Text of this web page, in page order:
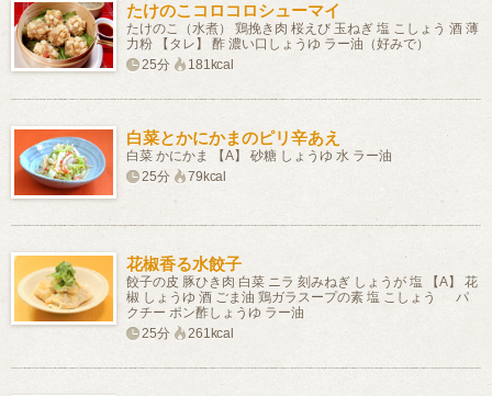
たけのこコロコロシューマイ
たけのこ（水煮） 鶏挽き肉 桜えび 玉ねぎ 塩 こしょう 酒 薄
力粉 【タレ】 酢 濃い口しょうゆ ラー油（好みで）
25分
181kcal
白菜とかにかまのピリ辛あえ
白菜 かにかま 【A】 砂糖 しょうゆ 水 ラー油
25分
79kcal
花椒香る水餃子
餃子の皮 豚ひき肉 白菜 ニラ 刻みねぎ しょうが 塩 【A】 花
椒 しょうゆ 酒 ごま油 鶏ガラスープの素 塩 こしょう パ
クチー ポン酢しょうゆ ラー油
25分
261kcal